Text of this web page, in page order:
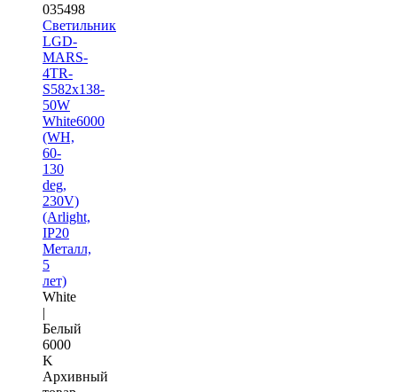
035498
Светильник
LGD-
MARS-
4TR-
S582x138-
50W
White6000
(WH,
60-
130
deg,
230V)
(Arlight,
IP20
Металл,
5
лет)
White
|
Белый
6000
K
Архивный